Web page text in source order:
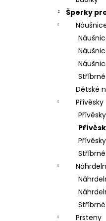
Šperky
Dětské
Přívěsky
Prsteny